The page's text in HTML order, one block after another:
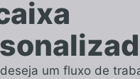
um fluxo de